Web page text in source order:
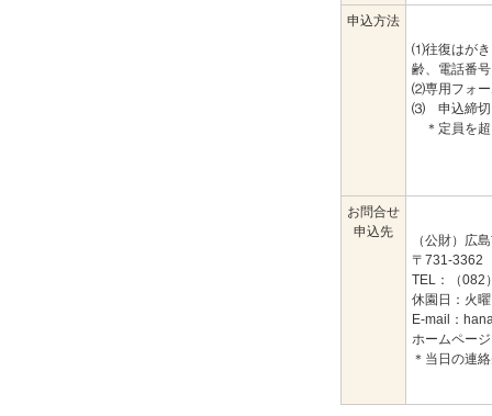
申込方法
⑴往復はがき
齢、電話番
⑵専用フォー
⑶ 申込締切
＊定員を超
お問合せ
申込先
（公財）広
〒731-3362
TEL：（
休園日：火
E-mail：
ホームペー
＊当日の連